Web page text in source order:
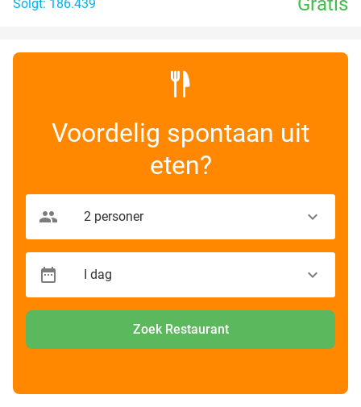
Solgt: 186.439
Voordelig spontaan uit
eten?
Zoek Restaurant